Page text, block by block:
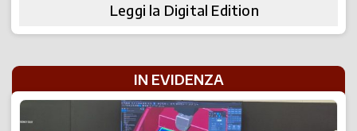
Leggi la Digital Edition
IN EVIDENZA